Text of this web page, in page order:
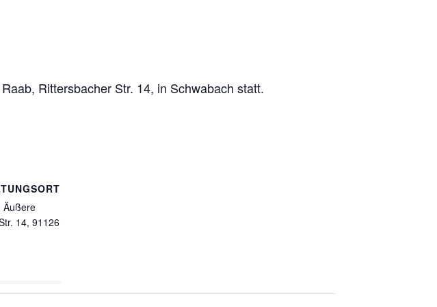
Rittersbacher Str. 14, in Schwabach statt.
Äußere
14, 91126